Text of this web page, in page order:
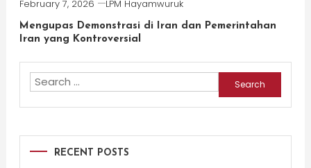
February 7, 2026 LPM Hayamwuruk
Mengupas Demonstrasi di Iran dan Pemerintahan
Iran yang Kontroversial
Search
for:
RECENT POSTS